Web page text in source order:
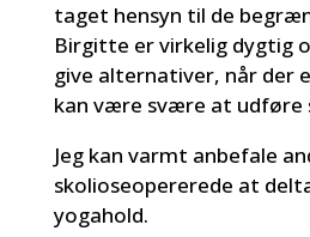
taget hensyn til de
Birgitte er virkelig dygtig
give alternativer, når der
kan være svære at udføre
Jeg kan varmt anbefale
skolioseopererede at
yogahold.